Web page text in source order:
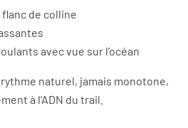
de colline
avec vue sur l’océan
naturel, jamais monotone,
à l’ADN du trail.